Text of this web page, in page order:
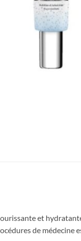
et
de médecine